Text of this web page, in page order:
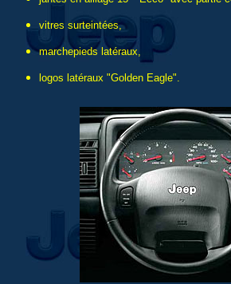
vitres surteintées,
marchepieds latéraux,
logos latéraux "Golden Eagle".